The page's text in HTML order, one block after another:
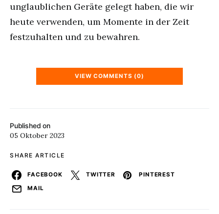
Published on
05 Oktober 2023
SHARE ARTICLE
FACEBOOK TWITTER
PINTEREST
MAIL
unglaublichen Geräte gelegt haben, die wir
heute verwenden, um Momente in der Zeit
festzuhalten und zu bewahren.
VIEW COMMENTS (0)